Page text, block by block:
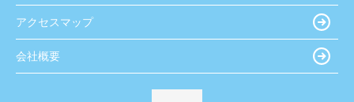
アクセスマップ
会社概要